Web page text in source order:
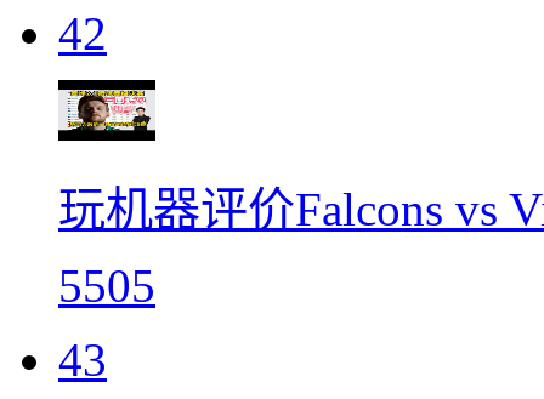
42
玩机器评价Falcons vs
5505
43